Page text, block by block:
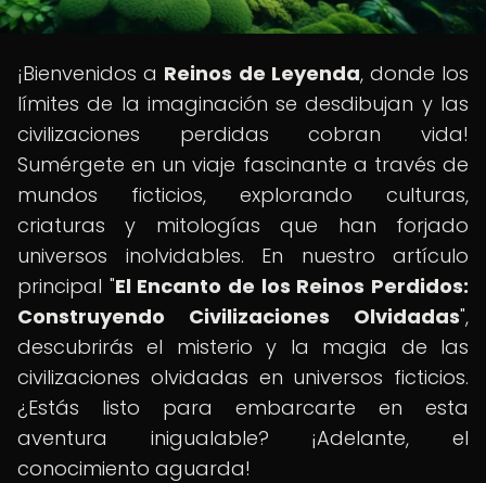
¡Bienvenidos a Reinos de Leyenda, donde los
límites de la imaginación se desdibujan y las
civilizaciones perdidas cobran vida!
Sumérgete en un viaje fascinante a través de
mundos ficticios, explorando culturas,
criaturas y mitologías que han forjado
universos inolvidables. En nuestro artículo
principal "El Encanto de los Reinos Perdidos:
Construyendo Civilizaciones Olvidadas",
descubrirás el misterio y la magia de las
civilizaciones olvidadas en universos ficticios.
¿Estás listo para embarcarte en esta
aventura inigualable? ¡Adelante, el
conocimiento aguarda!